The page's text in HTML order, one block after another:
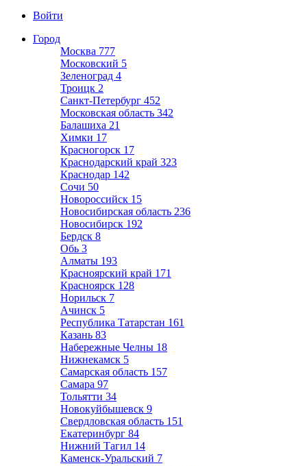
Войти
Город
Москва 777
Московский 5
Зеленоград 4
Троицк 2
Санкт-Петербург 452
Московская область 342
Балашиха 21
Химки 17
Красногорск 17
Краснодарский край 323
Краснодар 142
Сочи 50
Новороссийск 15
Новосибирская область 236
Новосибирск 192
Бердск 8
Обь 3
Алматы 193
Красноярский край 171
Красноярск 128
Норильск 7
Ачинск 5
Республика Татарстан 161
Казань 83
Набережные Челны 18
Нижнекамск 5
Самарская область 157
Самара 97
Тольятти 34
Новокуйбышевск 9
Свердловская область 151
Екатеринбург 84
Нижний Тагил 14
Каменск-Уральский 7